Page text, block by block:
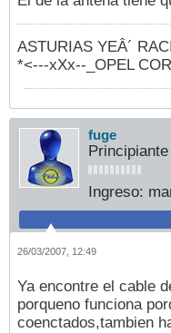
ASTURIAS YEÂ´
*<---xXx--_OPEL
fuge
Principiante
Ingreso:
26/03/2007, 12:49
Ya encontre el cable
porqueno funciona
coenctados,tambien